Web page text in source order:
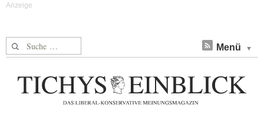
Suche nach: Menü